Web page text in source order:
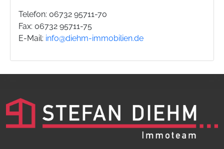
Telefon: 06732 95711-70
Fax: 06732 95711-75
E-Mail: info@diehm-immobilien.de